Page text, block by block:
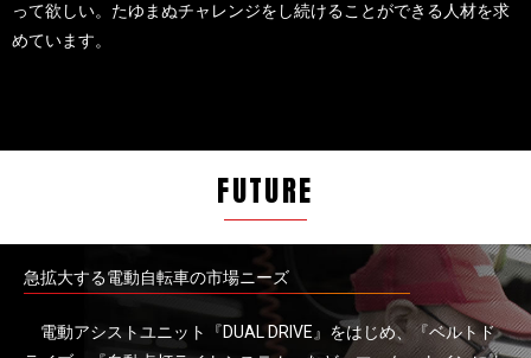
って欲しい。たゆまぬチャレンジをし続けることができる人材を求
めています。
FUTURE
急拡大する電動自転車の市場ニーズ
電動アシストユニット『DUAL DRIVE』をはじめ、『ベルトド